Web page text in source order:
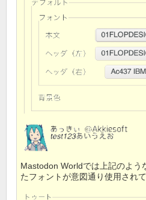
Mastodon Worldでは上記のよう
たフォントが意図通り使用されて